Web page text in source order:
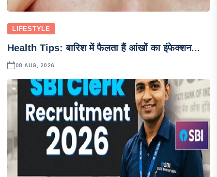
LIFESTYLE
Health Tips: बारिश में फैलता हैं आंखों का इंफेक्शन...
08 AUG, 2026